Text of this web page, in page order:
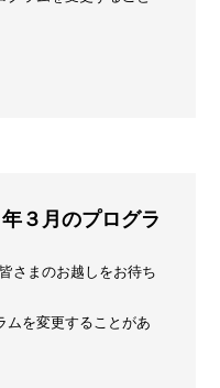
３月のプログラ
さまのお越しをお待ち
ムを変更することがあ